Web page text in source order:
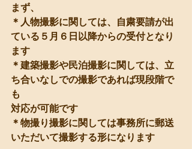
まず、
＊人物撮影に関しては、自粛要請が出
ている５月６日以降からの受付となり
ます
＊建築撮影や民泊撮影に関しては、立
ち合いなしでの撮影であれば現段階で
も
対応が可能です
＊物撮り撮影に関しては事務所に郵送
いただいて撮影する形になります